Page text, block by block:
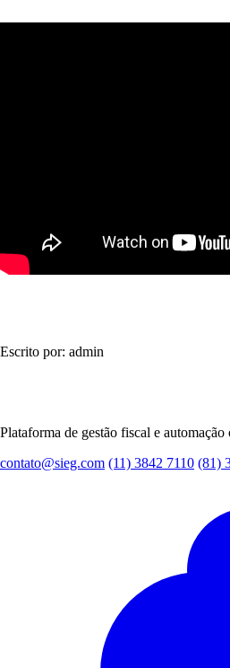
Escrito por: admin
Plataforma de gestão fiscal e
contato@sieg.com (11) 3842 7110 (81)